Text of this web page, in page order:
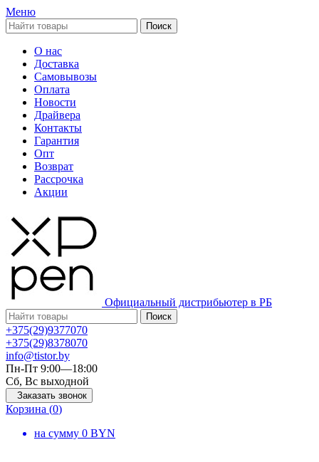
Меню
Поиск
О нас
Доставка
Самовывозы
Оплата
Новости
Драйвера
Контакты
Гарантия
Опт
Возврат
Рассрочка
Акции
Официальный дистрибьютер в РБ
Поиск
+375(29)9377070
+375(29)8378070
info@tistor.by
Пн-Пт 9:00—18:00
Сб, Вс выходной
Заказать звонок
Корзина (0)
на сумму 0 BYN